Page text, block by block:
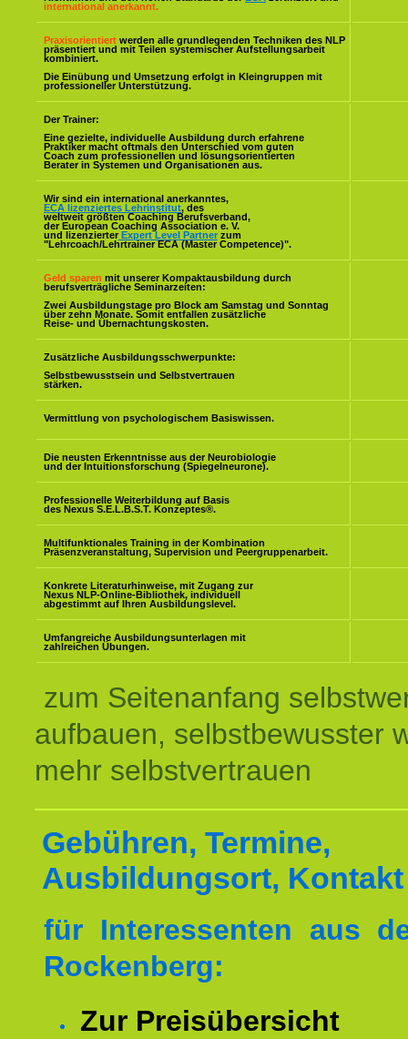
international anerkannt.
Praxisorientiert werden alle grundlegenden Techniken des NLP
präsentiert und mit Teilen systemischer Aufstellungsarbeit
kombiniert.
Die Einübung und Umsetzung erfolgt in Kleingruppen mit
professioneller Unterstützung.
Der Trainer:
Eine gezielte, individuelle Ausbildung durch erfahrene
Praktiker macht oftmals den Unterschied vom guten
Coach zum professionellen und lösungsorientierten
Berater in Systemen und Organisationen aus.
Wir sind ein international anerkanntes,
ECA lizenziertes Lehrinstitut, des
weltweit größten Coaching Berufsverband,
der European Coaching Association e. V.
und lizenzierter Expert Level Partner zum
"Lehrcoach/Lehrtrainer ECA (Master Competence)".
Geld sparen mit unserer Kompaktausbildung durch
berufsverträgliche Seminarzeiten:
Zwei Ausbildungstage pro Block am Samstag und Sonntag
über zehn Monate. Somit entfallen zusätzliche
Reise- und Übernachtungskosten.
Zusätzliche Ausbildungsschwerpunkte:
Selbstbewusstsein und Selbstvertrauen
stärken.
Vermittlung von psychologischem Basiswissen.
Die neusten Erkenntnisse aus der Neurobiologie
und der Intuitionsforschung (Spiegelneurone).
Professionelle Weiterbildung auf Basis
des Nexus S.E.L.B.S.T. Konzeptes®.
Multifunktionales Training in der Kombination
Präsenzveranstaltung, Supervision und Peergruppenarbeit.
Konkrete Literaturhinweise, mit Zugang zur
Nexus NLP-Online-Bibliothek, individuell
abgestimmt auf Ihren Ausbildungslevel.
Umfangreiche Ausbildungsunterlagen mit
zahlreichen Übungen.
zum Seitenanfang
aufbauen, selbstbewusster
mehr selbstvertrauen
Gebühren, Termine,
Ausbildungsort, Kontakt
für Interessenten aus
Rockenberg:
Zur Preisübersicht